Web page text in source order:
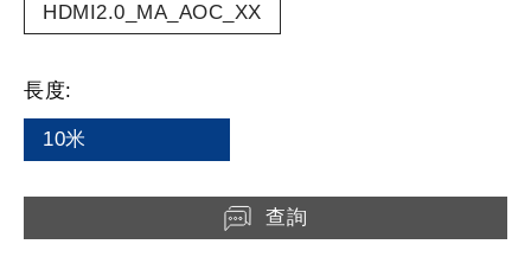
HDMI2.0_MA_AOC_XX
長度:
10米
查詢